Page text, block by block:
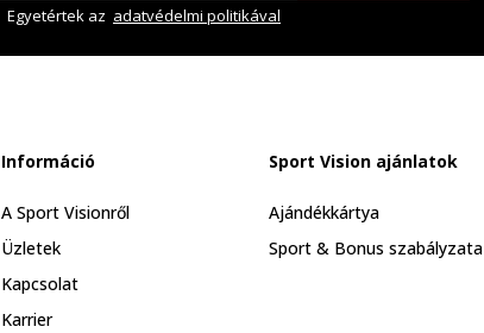
Egyetértek az adatvédelmi politikával
Információ
A Sport Visionről
Üzletek
Kapcsolat
Karrier
Sport Vision ajánlatok
Ajándékkártya
Sport & Bonus szabályzata